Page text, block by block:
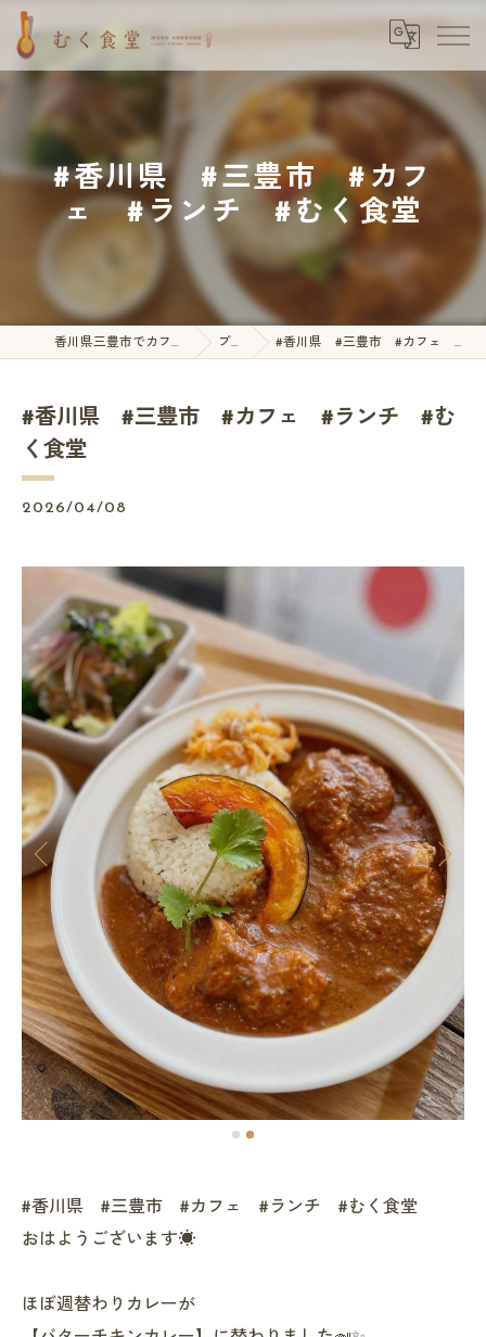
#香川県 #三豊市 #カフ
ェ #ランチ #むく食堂
香川県三豊市でカフェならむく食堂 ブログ #香川県 #三豊市 #カフェ #ランチ #むく食堂
#香川県 #三豊市 #カフェ #ランチ #む
く食堂
2026/04/08
#香川県 #三豊市 #カフェ #ランチ #むく食堂
おはようございます☀
ほぼ週替わりカレーが